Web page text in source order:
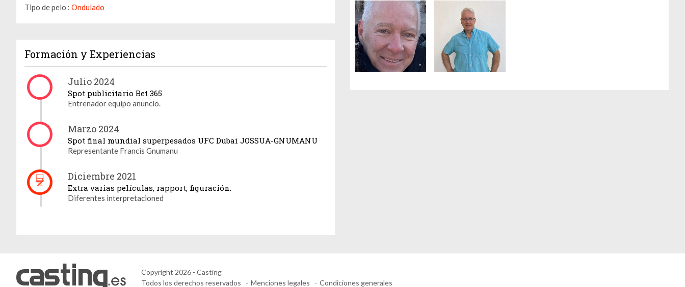
Tipo de pelo : Ondulado
Formación y Experiencias
Julio 2024
Spot publicitario Bet 365
Entrenador equipo anuncio.
Marzo 2024
Spot final mundial superpesados UFC Dubai JOSSUA-GNUMANU
Representante Francis Gnumanu
Diciembre 2021
Extra varias películas, rapport, figuración.
Diferentes interpretacioned
Copyright 2026 - Casting
Todos los derechos reservados
Menciones legales Condiciones generales
Gestión de cookies
Utilizamos cookies para hacer que el sitio sea más fácil de usar
y mejorar el rendimiento y la seguridad del sitio web.
Para qué sirven estas cookies:
NO, GRACIAS
CONFIGURAR
ACEPTAR TODO